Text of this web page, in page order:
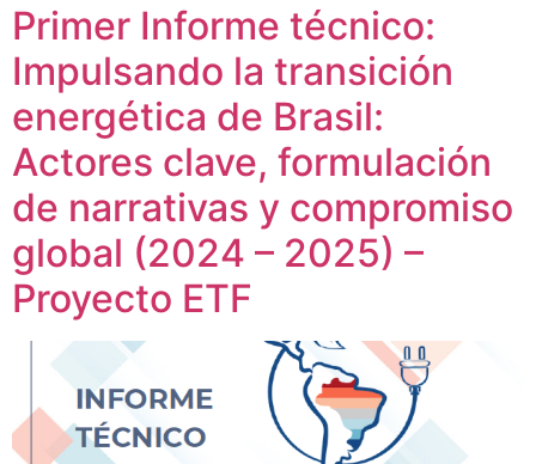
Primer Informe técnico:
Impulsando la transición
energética de Brasil:
Actores clave, formulación
de narrativas y compromiso
global (2024 – 2025) –
Proyecto ETF